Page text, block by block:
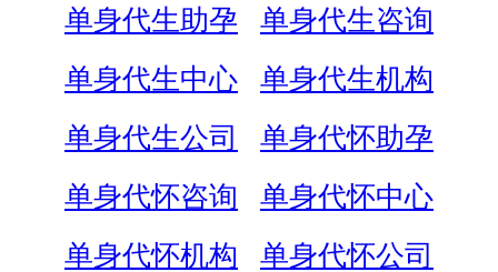
单身代生助孕
单身代生咨询
单身代生中心
单身代生机构
单身代生公司
单身代怀助孕
单身代怀咨询
单身代怀中心
单身代怀机构
单身代怀公司